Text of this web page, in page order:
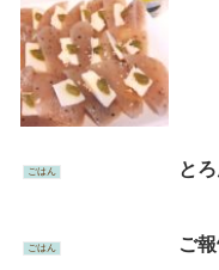
ごはん と
ごはん ご